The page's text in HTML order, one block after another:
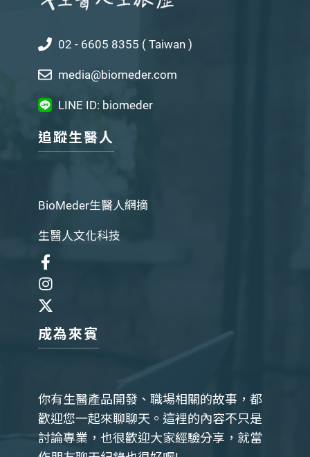
02 - 6605 8355 ( Taiwan )
media@biomeder.com
LINE ID: biomeder
追蹤生醫人
BioMeder生醫人網摘
生醫人文化科技
成為來賓
你有生醫產品開發、職場相關的故事，都
歡迎您一起來聊聊天。這裡的內容不只是
討論專業，也很歡迎大家經驗分享，就當